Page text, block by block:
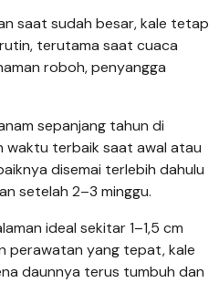
saat sudah besar, kale tetap
terutama saat cuaca
roboh, penyangga
sepanjang tahun di
waktu terbaik saat awal atau
disemai terlebih dahulu
setelah 2–3 minggu.
ideal sekitar 1–1,5 cm
perawatan yang tepat, kale
daunnya terus tumbuh dan